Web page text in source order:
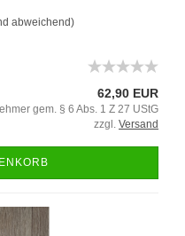
abweichend)
62,90 EUR
gem. § 6 Abs. 1 Z 27 UStG
zzgl. Versand